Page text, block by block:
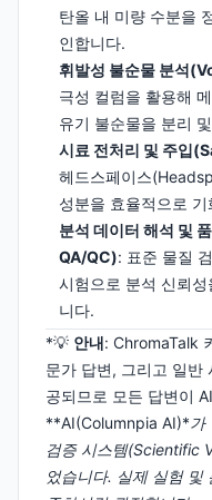
탄올 내 미량 수분을
인합니다.
휘발성 불순물 분석
극성 컬럼을 활용해
유기 불순물을 분리
시료 전처리 및 주입
헤드스페이스
성분을 효율적으로
분석 데이터 해석 및
QA/QC): 표준 물질
시험으로 분석 신뢰
니다.
*💡 안내: ChromaTalk
문가 답변, 그리고 일반
공되므로 모든 답변이
**AI(Columnpia AI)*가
검증 시스템(Scientific
었습니다. 실제 실험 및